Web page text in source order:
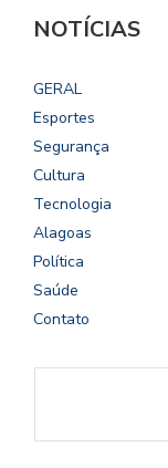
NOTÍCIAS
GERAL
Esportes
Segurança
Cultura
Tecnologia
Alagoas
Política
Saúde
Contato